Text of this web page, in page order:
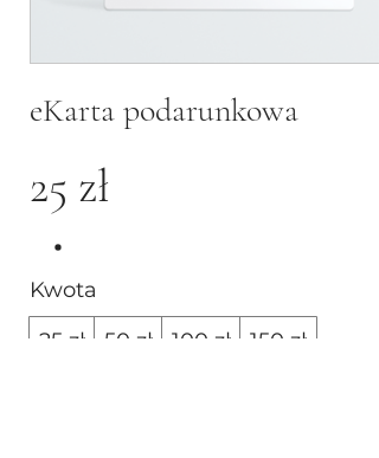
eKarta podarunkowa
25 zł
Kwota
25 zł
50 zł 100 zł
150 zł